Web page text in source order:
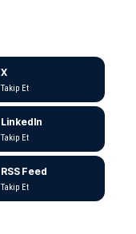
X
Takip Et
LinkedIn
Takip Et
RSS Feed
Takip Et